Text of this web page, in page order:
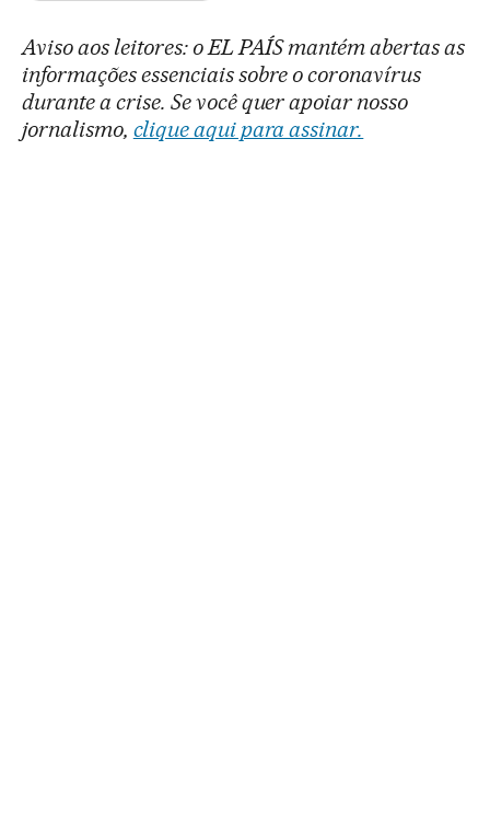
Aviso aos leitores: o EL PAÍS mantém abertas as
informações essenciais sobre o coronavírus
durante a crise. Se você quer apoiar nosso
jornalismo, clique aqui para assinar.